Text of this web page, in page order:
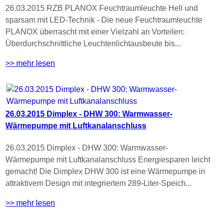
26.03.2015 RZB PLANOX Feuchtraumleuchte Hell und
sparsam mit LED-Technik - Die neue Feuchtraumleuchte
PLANOX überrascht mit einer Vielzahl an Vorteilen:
Überdurchschnittliche Leuchtenlichtausbeute bis...
>> mehr lesen
26.03.2015 Dimplex - DHW 300: Warmwasser-
Wärmepumpe mit Luftkanalanschluss
26.03.2015 Dimplex - DHW 300: Warmwasser-
Wärmepumpe mit Luftkanalanschluss Energiesparen leicht
gemacht! Die Dimplex DHW 300 ist eine Wärmepumpe in
attraktivem Design mit integriertem 289-Liter-Speich...
>> mehr lesen